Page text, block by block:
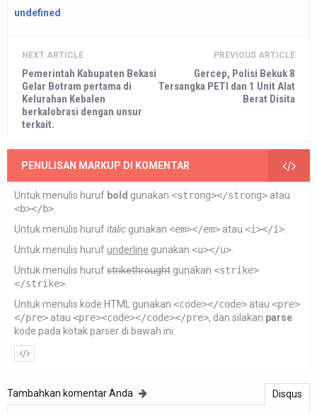
undefined
NEXT ARTICLE
Pemerintah Kabupaten Bekasi
Gelar Botram pertama di
Kelurahan Kebalen
berkalobrasi dengan unsur
terkait.
PREVIOUS ARTICLE
Gercep, Polisi Bekuk 8
Tersangka PETI dan 1 Unit Alat
Berat Disita
PENULISAN MARKUP DI KOMENTAR
Untuk menulis huruf bold gunakan <strong></strong> atau
<b></b>
Untuk menulis hurufitalic gunakan <em></em> atau <i></i>
Untuk menulis hurufunderline gunakan <u></u>
Untuk menulis hurufstrikethrought gunakan <strike>
</strike>
Untuk menulis kode HTML gunakan <code></code> atau <pre>
</pre> atau <pre><code></code></pre>, dan silakan parse
kode pada kotak parser di bawah ini.
Disqus
Tambahkan komentar Anda